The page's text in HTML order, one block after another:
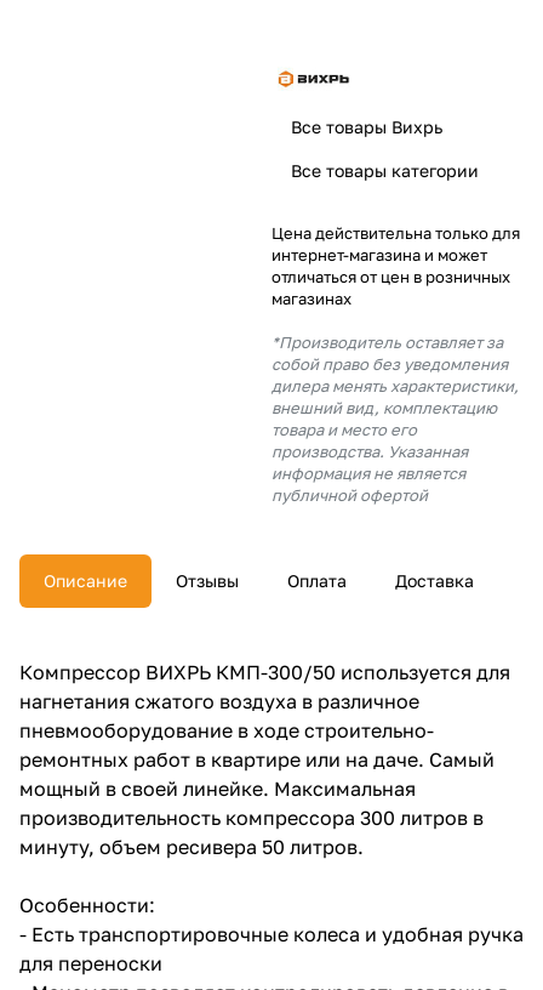
Все товары Вихрь
Все товары категории
Цена действительна только для
интернет-магазина и может
отличаться от цен в розничных
магазинах
*Производитель оставляет за
собой право без уведомления
дилера менять характеристики,
внешний вид, комплектацию
товара и место его
производства. Указанная
информация не является
публичной офертой
Описание Отзывы Оплата Доставка
Компрессор ВИХРЬ КМП-300/50 используется для
нагнетания сжатого воздуха в различное
пневмооборудование в ходе строительно-
ремонтных работ в квартире или на даче. Самый
мощный в своей линейке. Максимальная
производительность компрессора 300 литров в
минуту, объем ресивера 50 литров.
Особенности:
- Есть транспортировочные колеса и удобная ручка
для переноски
% картой любого банка
% будут
с вашей карты
недели